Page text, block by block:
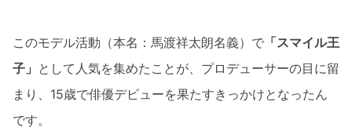
このモデル活動（本名：馬渡祥太朗名義）で 「スマイル王
子」 として人気を集めたことが、プロデューサーの目に留
まり、15歳で俳優デビューを果たすきっかけとなったん
です。